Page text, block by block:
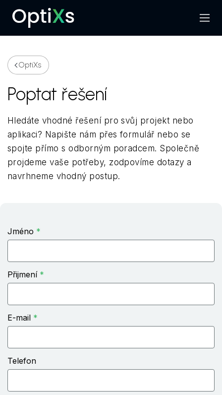
Hledat
Menu
OptiXs
Poptat řešení
Hledáte vhodné řešení pro svůj projekt nebo
aplikaci? Napište nám přes formulář nebo se
spojte přímo s odborným poradcem. Společně
projdeme vaše potřeby, zodpovíme dotazy a
navrhneme vhodný postup.
Jméno
Přijmení
E-mail
Telefon